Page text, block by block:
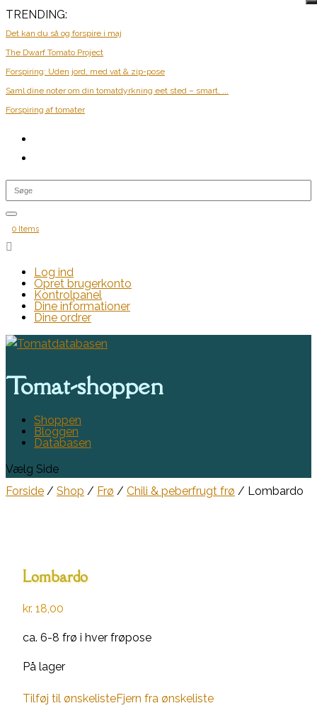
TRENDING:
Det kan du så og forspire i maj
The Dwarf Tomato Project
Forspiring: Uden jord, med vat & zip-pose
Saml dine noter om din tomatdyrkning eet sted – smart, ...
Forspiring af tomater
0 Items

Log ind
Opret brugerkonto
Kontrolpanel
Dine informationer
Dine ordrer
Tomat-shoppen
Shoppen
Bloggen
Databasen
Vælg Side
Forside / Shop / Frø / Chili & peberfrugt frø / Lombardo
Lombardo
kr. 18,00
ca. 6-8 frø i hver frøpose
På lager
Tilføj til ønskelisteFjern fra ønskeliste